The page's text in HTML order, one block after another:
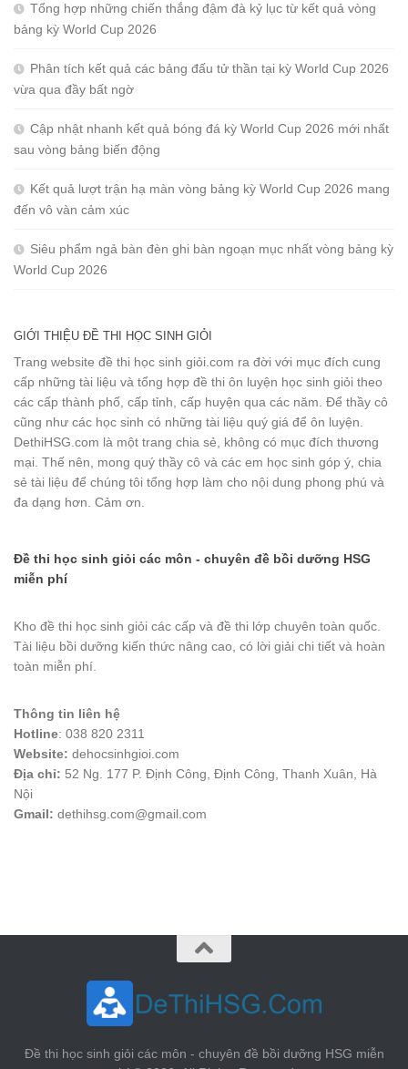
Tổng hợp những chiến thắng đậm đà kỷ lục từ kết quả vòng
bảng kỳ World Cup 2026
Phân tích kết quả các bảng đấu tử thần tại kỳ World Cup 2026
vừa qua đầy bất ngờ
Cập nhật nhanh kết quả bóng đá kỳ World Cup 2026 mới nhất
sau vòng bảng biến động
Kết quả lượt trận hạ màn vòng bảng kỳ World Cup 2026 mang
đến vô vàn cảm xúc
Siêu phẩm ngả bàn đèn ghi bàn ngoạn mục nhất vòng bảng kỳ
World Cup 2026
GIỚI THIỆU ĐỀ THI HỌC SINH GIỎI
Trang website đề thi học sinh giỏi.com ra đời với mục đích cung
cấp những tài liệu và tổng hợp đề thi ôn luyện học sinh giỏi theo
các cấp thành phố, cấp tỉnh, cấp huyện qua các năm. Để thầy cô
cũng như các học sinh có những tài liệu quý giá để ôn luyện.
DethiHSG.com là một trang chia sẻ, không có mục đích thương
mại. Thế nên, mong quý thầy cô và các em học sinh góp ý, chia
sẻ tài liệu để chúng tôi tổng hợp làm cho nội dung phong phú và
đa dạng hơn. Cảm ơn.
Đề thi học sinh giỏi các môn - chuyên đề bồi dưỡng HSG
miễn phí
Kho đề thi học sinh giỏi các cấp và đề thi lớp chuyên toàn quốc.
Tài liệu bồi dưỡng kiến thức nâng cao, có lời giải chi tiết và hoàn
toàn miễn phí.
Thông tin liên hệ
Hotline: 038 820 2311
Website: dehocsinhgioi.com
Địa chỉ: 52 Ng. 177 P. Định Công, Định Công, Thanh Xuân, Hà
Nội
Gmail: dethihsg.com@gmail.com
Đề thi học sinh giỏi các môn - chuyên đề bồi dưỡng HSG miễn